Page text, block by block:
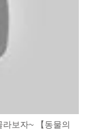
보자~ 【동물의